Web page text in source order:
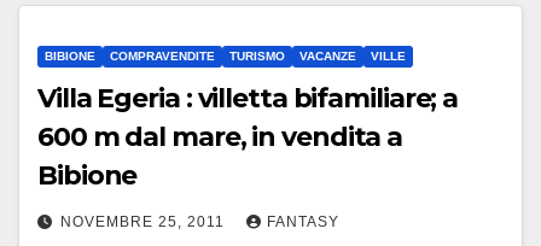
BIBIONE COMPRAVENDITE TURISMO VACANZE VILLE
Villa Egeria : villetta bifamiliare; a
600 m dal mare, in vendita a
Bibione
NOVEMBRE 25, 2011 FANTASY